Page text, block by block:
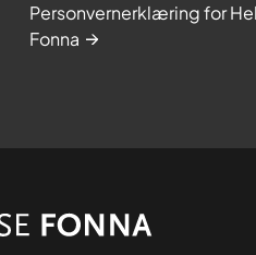
Personvernerklæring for
Fonna